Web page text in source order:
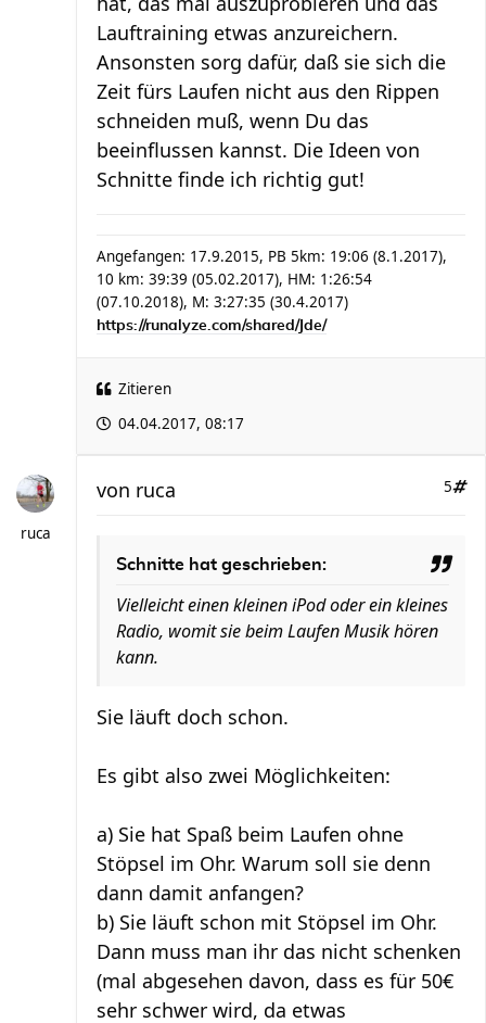
Lauftraining etwas anzureichern.
Ansonsten sorg dafür, daß sie sich die
Zeit fürs Laufen nicht aus den Rippen
schneiden muß, wenn Du das
beeinflussen kannst. Die Ideen von
Schnitte finde ich richtig gut!
Angefangen: 17.9.2015, PB 5km: 19:06 (8.1.2017),
10 km: 39:39 (05.02.2017), HM: 1:26:54
(07.10.2018), M: 3:27:35 (30.4.2017)
https://runalyze.com/shared/Jde/
Zitieren
04.04.2017, 08:17
ruca
5
von ruca
Schnitte hat geschrieben:
Vielleicht einen kleinen iPod oder ein kleines
Radio, womit sie beim Laufen Musik hören
kann.
Sie läuft doch schon.
Es gibt also zwei Möglichkeiten:
a) Sie hat Spaß beim Laufen ohne
Stöpsel im Ohr. Warum soll sie denn
dann damit anfangen?
b) Sie läuft schon mit Stöpsel im Ohr.
Dann muss man ihr das nicht schenken
(mal abgesehen davon, dass es für 50€
sehr schwer wird, da etwas